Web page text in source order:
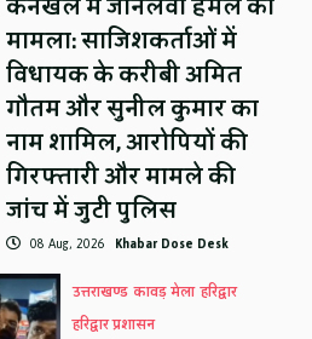
मामला: साजिशकर्ताओं में
विधायक के करीबी अमित
गौतम और सुनील कुमार का
नाम शामिल, आरोपियों की
गिरफ्तारी और मामले की
जांच में जुटी पुलिस
08 Aug, 2026 Khabar Dose Desk
उत्तराखण्ड कावड़ मेला हरिद्वार
हरिद्वार प्रशासन